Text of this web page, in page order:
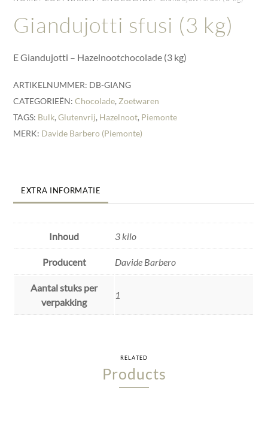
Giandujotti sfusi (3 kg)
E Giandujotti – Hazelnootchocolade (3 kg)
ARTIKELNUMMER: DB-GIANG
CATEGORIEËN:Chocolade, Zoetwaren
TAGS: Bulk,Glutenvrij, Hazelnoot, Piemonte
MERK: Davide Barbero (Piemonte)
EXTRA INFORMATIE
Inhoud 3 kilo
Producent Davide Barbero
Aantal stuks per
verpakking
1
RELATED
Products